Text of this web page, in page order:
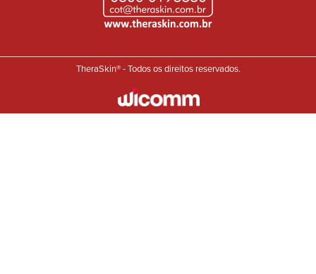
TheraSkin® - Todos os direitos reservados.